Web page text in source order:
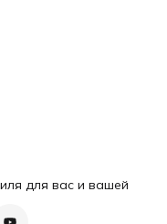
для вас и вашей